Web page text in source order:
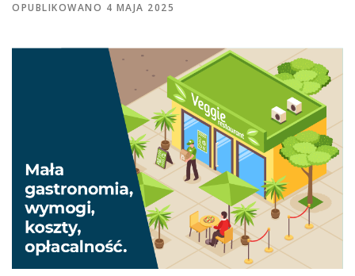
OPUBLIKOWANO 4 MAJA 2025